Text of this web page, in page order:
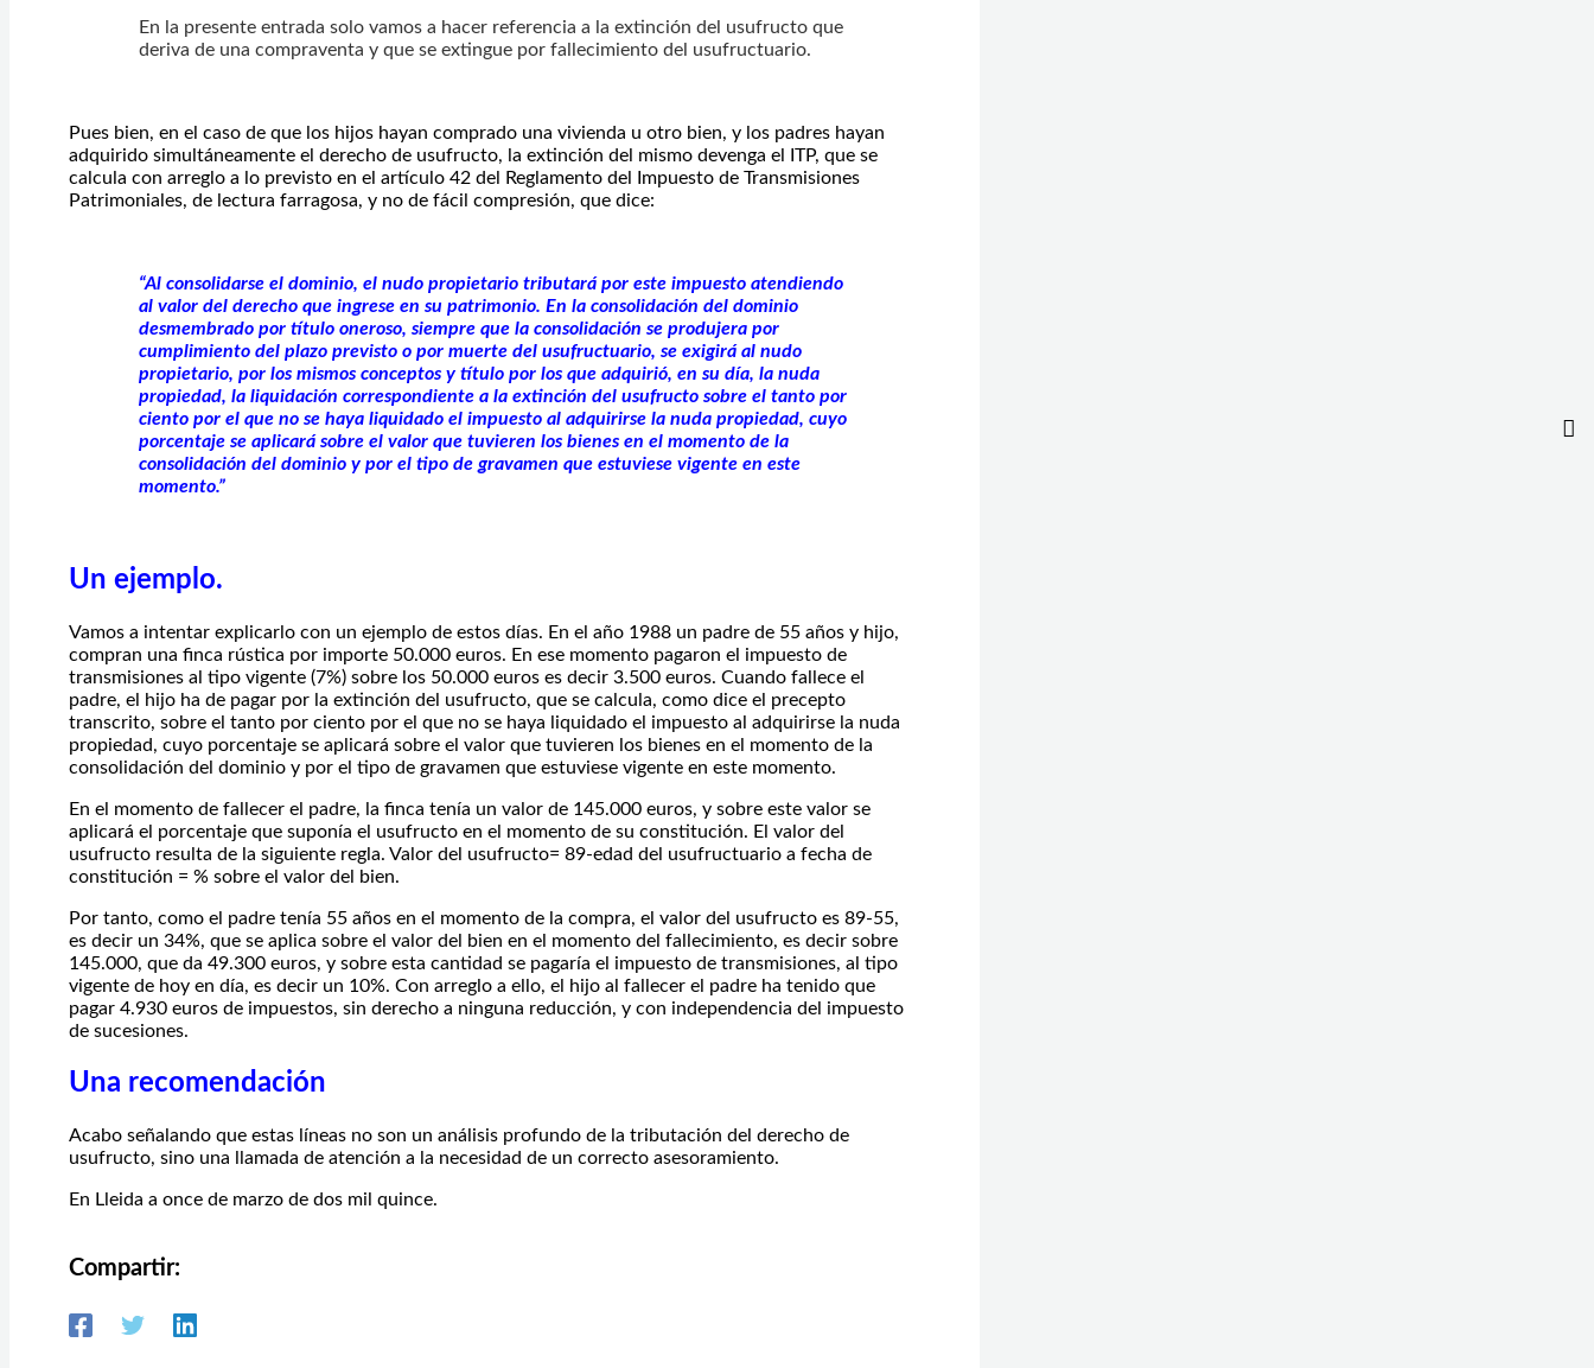
En la presente entrada solo vamos a hacer referencia a la extinción del usufructo que
deriva de una compraventa y que se extingue por fallecimiento del usufructuario.
Pues bien, en el caso de que los hijos hayan comprado una vivienda u otro bien, y los padres hayan
adquirido simultáneamente el derecho de usufructo, la extinción del mismo devenga el ITP, que se
calcula con arreglo a lo previsto en el artículo 42 del Reglamento del Impuesto de Transmisiones
Patrimoniales, de lectura farragosa, y no de fácil compresión, que dice:
“Al consolidarse el dominio, el nudo propietario tributará por este impuesto atendiendo
al valor del derecho que ingrese en su patrimonio. En la consolidación del dominio
desmembrado por título oneroso, siempre que la consolidación se produjera por
cumplimiento del plazo previsto o por muerte del usufructuario, se exigirá al nudo
propietario, por los mismos conceptos y título por los que adquirió, en su día, la nuda
propiedad, la liquidación correspondiente a la extinción del usufructo sobre el tanto por
ciento por el que no se haya liquidado el impuesto al adquirirse la nuda propiedad, cuyo
porcentaje se aplicará sobre el valor que tuvieren los bienes en el momento de la
consolidación del dominio y por el tipo de gravamen que estuviese vigente en este
momento.”
Un ejemplo.
Vamos a intentar explicarlo con un ejemplo de estos días. En el año 1988 un padre de 55 años y hijo,
compran una finca rústica por importe 50.000 euros. En ese momento pagaron el impuesto de
transmisiones al tipo vigente (7%) sobre los 50.000 euros es decir 3.500 euros. Cuando fallece el
padre, el hijo ha de pagar por la extinción del usufructo, que se calcula, como dice el precepto
transcrito, sobre el tanto por ciento por el que no se haya liquidado el impuesto al adquirirse la nuda
propiedad, cuyo porcentaje se aplicará sobre el valor que tuvieren los bienes en el momento de la
consolidación del dominio y por el tipo de gravamen que estuviese vigente en este momento.
En el momento de fallecer el padre, la finca tenía un valor de 145.000 euros, y sobre este valor se
aplicará el porcentaje que suponía el usufructo en el momento de su constitución. El valor del
usufructo resulta de la siguiente regla. Valor del usufructo= 89-edad del usufructuario a fecha de
constitución = % sobre el valor del bien.
Por tanto, como el padre tenía 55 años en el momento de la compra, el valor del usufructo es 89-55,
es decir un 34%, que se aplica sobre el valor del bien en el momento del fallecimiento, es decir sobre
145.000, que da 49.300 euros, y sobre esta cantidad se pagaría el impuesto de transmisiones, al tipo
vigente de hoy en día, es decir un 10%. Con arreglo a ello, el hijo al fallecer el padre ha tenido que
pagar 4.930 euros de impuestos, sin derecho a ninguna reducción, y con independencia del impuesto
de sucesiones.
Una recomendación
Acabo señalando que estas líneas no son un análisis profundo de la tributación del derecho de
usufructo, sino una llamada de atención a la necesidad de un correcto asesoramiento.
En Lleida a once de marzo de dos mil quince.
Compartir: